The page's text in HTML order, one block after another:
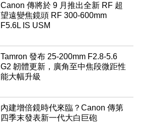
Canon 傳將於 9 月推出全新 RF 超
望遠變焦鏡頭 RF 300-600mm
F5.6L IS USM
Tamron 發布 25-200mm F2.8-5.6
G2 韌體更新，廣角至中焦段微距性
能大幅升級
內建增倍鏡時代來臨？Canon 傳第
四季末發表新一代大白巨砲